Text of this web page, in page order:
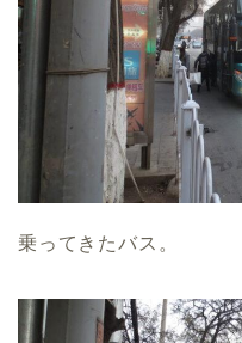
乗ってきたバス。